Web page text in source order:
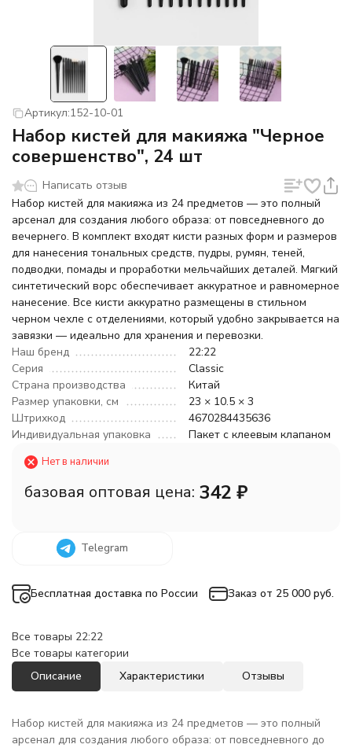
Артикул:152-10-01
Набор кистей для макияжа "Черное
совершенство", 24 шт
Написать отзыв
Набор кистей для макияжа из 24 предметов — это полный
арсенал для создания любого образа: от повседневного до
вечернего. В комплект входят кисти разных форм и размеров
для нанесения тональных средств, пудры, румян, теней,
подводки, помады и проработки мельчайших деталей. Мягкий
синтетический ворс обеспечивает аккуратное и равномерное
нанесение. Все кисти аккуратно размещены в стильном
черном чехле с отделениями, который удобно закрывается на
завязки — идеально для хранения и перевозки.
Наш бренд
22:22
Серия
Classic
Страна производства
Китай
Размер упаковки, см
23 × 10.5 × 3
Штрихкод
4670284435636
Индивидуальная упаковка
Пакет с клеевым клапаном
Нет в наличии
базовая оптовая цена: 342 ₽
Telegram
Бесплатная доставка по России Заказ от 25 000 руб.
Все товары 22:22
Все товары категории
Описание
Характеристики Отзывы
Набор кистей для макияжа из 24 предметов — это полный
арсенал для создания любого образа: от повседневного до